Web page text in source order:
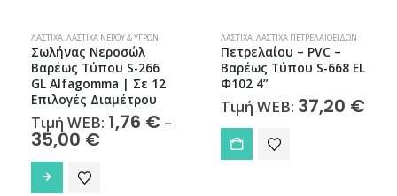
ΛΆΣΤΙΧΑ ΛΆΣΤΙΧΑ ΝΕΡΟΎ & ΥΓΡΏΝ
Σωλήνας Νεροσώλ
Βαρέως Τύπου S-266
GL Alfagomma | Σε 12
Επιλογές Διαμέτρου
Τιμή WEB: 1,76 € –
35,00 €Price
Αυτό το προϊόν έχει πολλαπλές παραλλαγές. Οι επιλογές μπορούν να επιλεγούν στη σελίδα του προϊόντος
ΛΆΣΤΙΧΑ ΛΆΣΤΙΧΑ ΠΕΤΡΕΛΑΙΟΕΙΔΏΝ
Πετρελαίου – PVC –
Βαρέως Τύπου S-668 EL
Φ102 4”
Τιμή WEB: 37,20 €